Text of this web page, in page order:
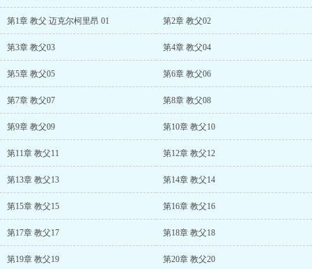
第1章 教父 迈克尔柯里昂 01 第2章 教父02
第3章 教父03 第4章 教父04
第5章 教父05 第6章 教父06
第7章 教父07 第8章 教父08
第9章 教父09 第10章 教父10
第11章 教父11 第12章 教父12
第13章 教父13 第14章 教父14
第15章 教父15 第16章 教父16
第17章 教父17 第18章 教父18
第19章 教父19 第20章 教父20